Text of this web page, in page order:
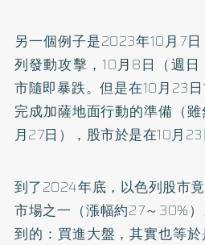
另一個例子是2023年10月7
列發動攻擊，10月8日（週
市隨即暴跌。但是在10月23
完成加薩地面行動的準備（
月27日），股市於是在10月23
到了2024年底，以色列股市
市場之一（漲幅約27～30%
到的：買進大盤，其實也等